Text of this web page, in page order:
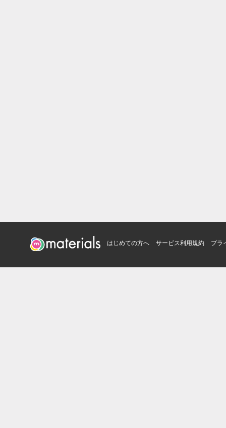
はじめての方へ サービス利用規約 プラ